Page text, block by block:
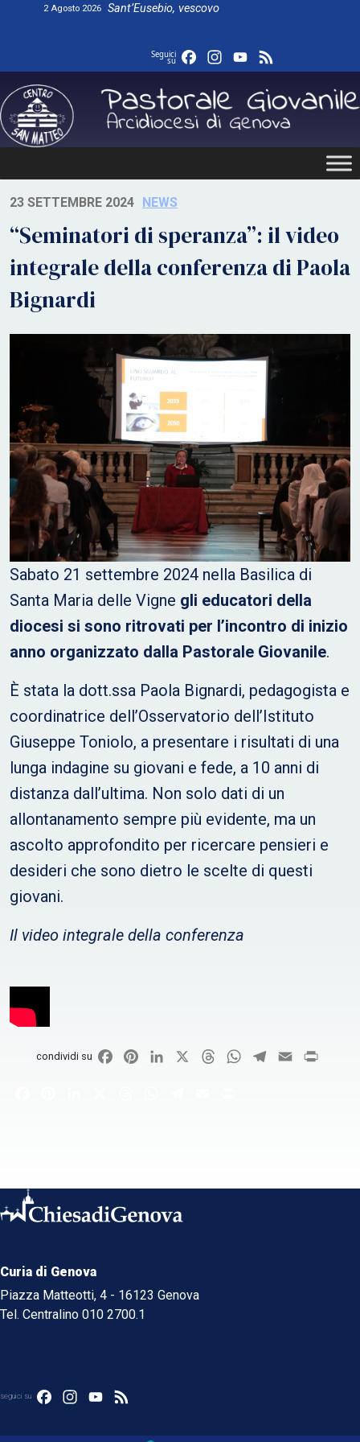
2 Agosto 2026 Sant’Eusebio, vescovo
Seguici
su FacebookInstagram
YouTube
23 SETTEMBRE 2024 NEWS
“Seminatori di speranza”: il video
integrale della conferenza di Paola
Bignardi
Sabato 21 settembre 2024 nella Basilica di
Santa Maria delle Vigne gli educatori della
diocesi si sono ritrovati per l’incontro di inizio
anno organizzato dalla Pastorale Giovanile.
È stata la dott.ssa Paola Bignardi, pedagogista e
coordinatrice dell’Osservatorio dell’Istituto
Giuseppe Toniolo, a presentare i risultati di una
lunga indagine su giovani e fede, a 10 anni di
distanza dall’ultima. Non solo dati di un
allontanamento sempre più evidente, ma un
ascolto approfondito per ricercare pensieri e
desideri che sono dietro le scelte di questi
giovani.
Il video integrale della conferenza
condividi su FacebookPinterestLinkedIn ThreadsWhatsApp
Telegram
Email
Curia di Genova
Piazza Matteotti, 4 - 16123 Genova
Tel. Centralino 010 2700.1
seguici su FacebookInstagram
YouTube